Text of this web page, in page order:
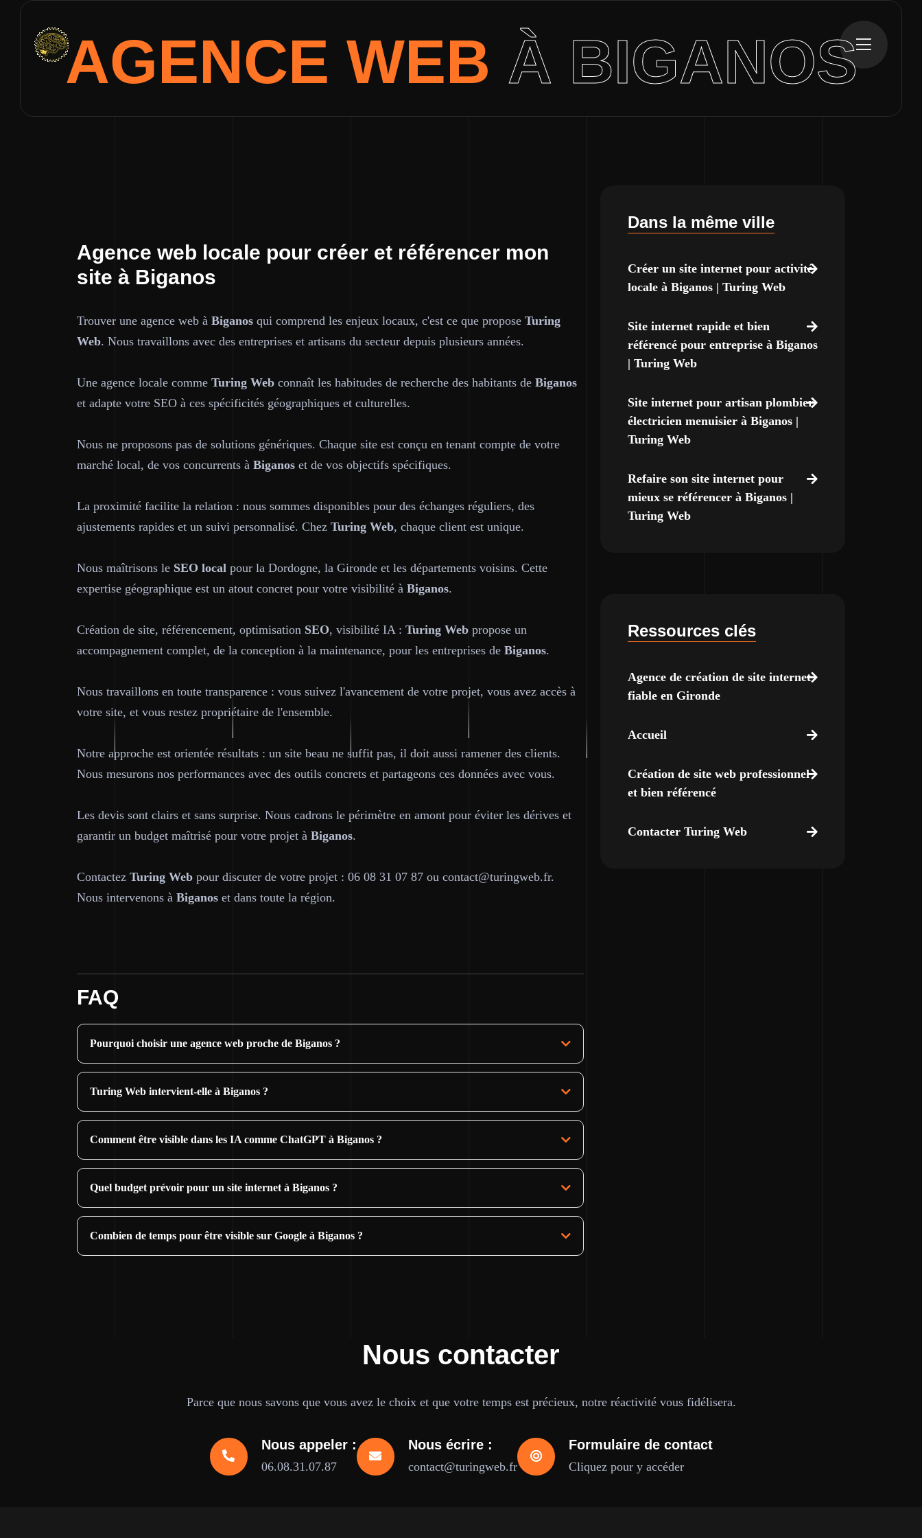
AGENCE WEB À BIGANOS
Agence web locale pour créer et référencer mon
site à Biganos
Trouver une agence web à Biganos qui comprend les enjeux locaux, c'est ce que propose Turing
Web. Nous travaillons avec des entreprises et artisans du secteur depuis plusieurs années.
Une agence locale comme Turing Web connaît les habitudes de recherche des habitants de Biganos
et adapte votre SEO à ces spécificités géographiques et culturelles.
Nous ne proposons pas de solutions génériques. Chaque site est conçu en tenant compte de votre
marché local, de vos concurrents à Biganos et de vos objectifs spécifiques.
La proximité facilite la relation : nous sommes disponibles pour des échanges réguliers, des
ajustements rapides et un suivi personnalisé. Chez Turing Web, chaque client est unique.
Nous maîtrisons le SEO local pour la Dordogne, la Gironde et les départements voisins. Cette
expertise géographique est un atout concret pour votre visibilité à Biganos.
Création de site, référencement, optimisation SEO, visibilité IA : Turing Web propose un
accompagnement complet, de la conception à la maintenance, pour les entreprises de Biganos.
Nous travaillons en toute transparence : vous suivez l'avancement de votre projet, vous avez accès à
votre site, et vous restez propriétaire de l'ensemble.
Notre approche est orientée résultats : un site beau ne suffit pas, il doit aussi ramener des clients.
Nous mesurons nos performances avec des outils concrets et partageons ces données avec vous.
Les devis sont clairs et sans surprise. Nous cadrons le périmètre en amont pour éviter les dérives et
garantir un budget maîtrisé pour votre projet à Biganos.
Contactez Turing Web pour discuter de votre projet : 06 08 31 07 87 ou contact@turingweb.fr.
Nous intervenons à Biganos et dans toute la région.
FAQ
Pourquoi choisir une agence web proche de Biganos ?
Turing Web intervient-elle à Biganos ?
Comment être visible dans les IA comme ChatGPT à Biganos ?
Quel budget prévoir pour un site internet à Biganos ?
Combien de temps pour être visible sur Google à Biganos ?
Dans la même ville
Créer un site internet pour activité
locale à Biganos | Turing Web
Site internet rapide et bien
référencé pour entreprise à Biganos
| Turing Web
Site internet pour artisan plombier
électricien menuisier à Biganos |
Turing Web
Refaire son site internet pour
mieux se référencer à Biganos |
Turing Web
Ressources clés
Agence de création de site internet
fiable en Gironde
Accueil
Création de site web professionnel
et bien référencé
Contacter Turing Web
Nous contacter
Parce que nous savons que vous avez le choix et que votre temps est précieux, notre réactivité vous fidélisera.
Nous appeler :
06.08.31.07.87
Nous écrire :
contact@turingweb.fr
Formulaire de contact
Cliquez pour y accéder